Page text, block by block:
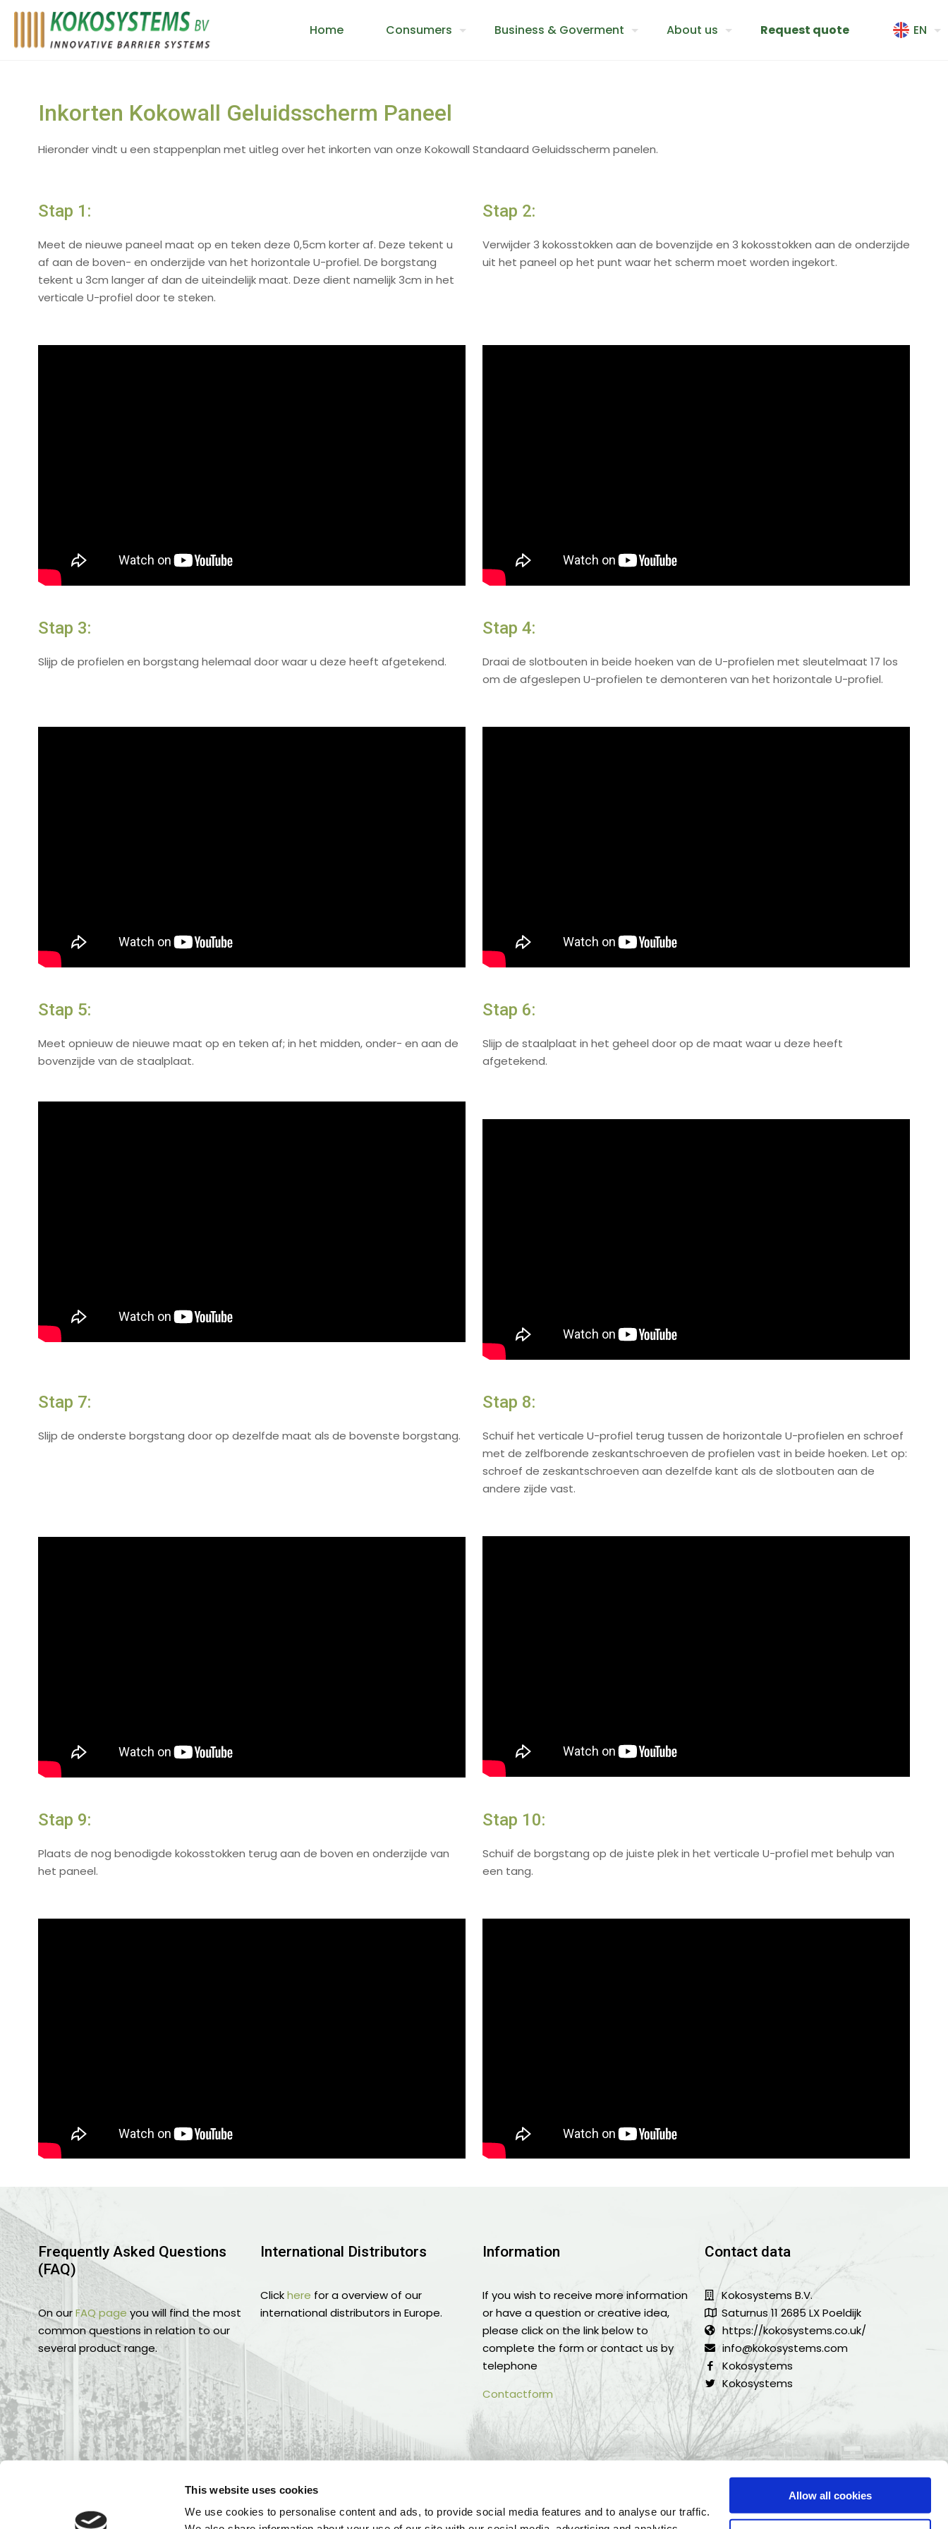
This website uses cookies
We use cookies to personalise content and ads, to provide social media features and to analyse our traffic.
Allow all cookies
Home Consumers Business & Goverment About us Request quote EN
Inkorten Kokowall Geluidsscherm Paneel
Hieronder vindt u een stappenplan met uitleg over het inkorten van onze Kokowall Standaard Geluidsscherm panelen.
Stap 1:
Meet de nieuwe paneel maat op en teken deze 0,5cm korter af. Deze tekent u
af aan de boven- en onderzijde van het horizontale U-profiel. De borgstang
tekent u 3cm langer af dan de uiteindelijk maat. Deze dient namelijk 3cm in het
verticale U-profiel door te steken.
Stap 2:
Verwijder 3 kokosstokken aan de bovenzijde en 3 kokosstokken aan de onderzijde
uit het paneel op het punt waar het scherm moet worden ingekort.
Stap 3:
Slijp de profielen en borgstang helemaal door waar u deze heeft afgetekend.
Stap 4:
Draai de slotbouten in beide hoeken van de U-profielen met sleutelmaat 17 los
om de afgeslepen U-profielen te demonteren van het horizontale U-profiel.
Stap 5:
Meet opnieuw de nieuwe maat op en teken af; in het midden, onder- en aan de
bovenzijde van de staalplaat.
Stap 6:
Slijp de staalplaat in het geheel door op de maat waar u deze heeft
afgetekend.
Stap 7:
Slijp de onderste borgstang door op dezelfde maat als de bovenste borgstang.
Stap 8:
Schuif het verticale U-profiel terug tussen de horizontale U-profielen en schroef
met de zelfborende zeskantschroeven de profielen vast in beide hoeken. Let op:
schroef de zeskantschroeven aan dezelfde kant als de slotbouten aan de
andere zijde vast.
Stap 9:
Plaats de nog benodigde kokosstokken terug aan de boven en onderzijde van
het paneel.
Stap 10:
Schuif de borgstang op de juiste plek in het verticale U-profiel met behulp van
een tang.
Frequently Asked Questions
(FAQ)
On ourFAQ page you will find the most
common questions in relation to our
several product range.
International Distributors
Clickhere for a overview of our
international distributors in Europe.
Information
If you wish to receive more information
or have a question or creative idea,
please click on the link below to
complete the form or contact us by
telephone
Contactform
Contact data
Kokosystems B.V.
Saturnus 11 2685 LX Poeldijk
https://kokosystems.co.uk/
info@kokosystems.com
Kokosystems
Kokosystems